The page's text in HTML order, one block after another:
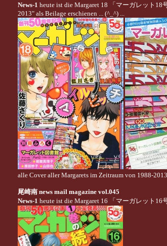
News-1 heute ist die Margaret 18 「マーガレット
2013" als Beilage erschienen ... (^_^) ...
alle Cover aller Margarets im Zeitraum von 1988-
尾崎南 news mail magazine vol.045
News-1 heute ist die Margaret 16 「マーガレット16